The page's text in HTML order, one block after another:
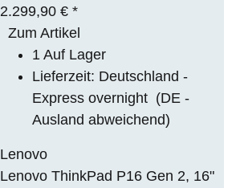
2.299,90 €*
Zum Artikel
1 Auf Lager
Lieferzeit: Deutschland -
Express overnight (DE -
Ausland abweichend)
Lenovo
Lenovo ThinkPad P16 Gen 2, 16"